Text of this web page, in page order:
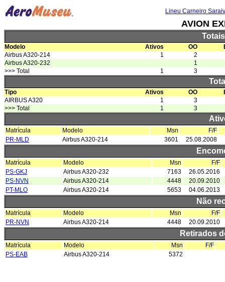
Lineu Carneiro
AVION
Modelo Ativos OO
Airbus A320-214
1
2
Airbus A320-232
1
>>> Total
1 3
Tipo Ativos OO
AIRBUS A320
1
3
>>> Total
1 3
Matrícula Modelo Msn
F/F
PR-MLD
Airbus A320-214 3601 25.08.2008
Matrícula Modelo Msn
F/F
PS-GKJ
Airbus A320-232 7163
26.05.2016
PS-NVN
Airbus A320-214 4448
20.09.2010
PT-MLO
Airbus A320-214 5653 04.06.2013
Não
Matrícula Modelo Msn
F/F
PR-NVN
Airbus A320-214 4448 20.09.2010
Retirados
Matrícula Modelo Msn
F/F
PS-EAB
Airbus A320-214 5372